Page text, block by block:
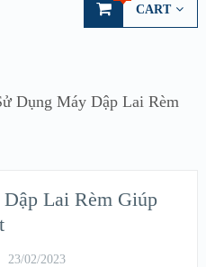
CART
Dụng Máy Dập Lai Rèm
Lai Rèm Giúp
23/02/2023